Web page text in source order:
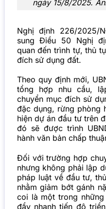
ngày 15/8/2025.
Nghị định 226/2025/
sung Điều 50 Nghị
quan đến trình tự, thủ
đích sử dụng đất.
Theo quy định mới,
tổng hợp nhu cầu,
chuyển mục đích sử
đặc dụng, rừng phòng
hiện dự án đầu tư trên
đó sẽ được trình
hành văn bản chấp
Đối với trường hợp
nhưng không phải lập
pháp luật về đầu tư,
nhằm giảm bớt gánh
coi là một trong
đẩy nhanh tiến độ